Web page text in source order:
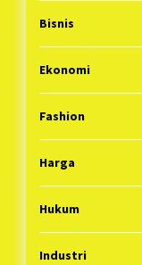
Bisnis
Ekonomi
Fashion
Harga
Hukum
Industri